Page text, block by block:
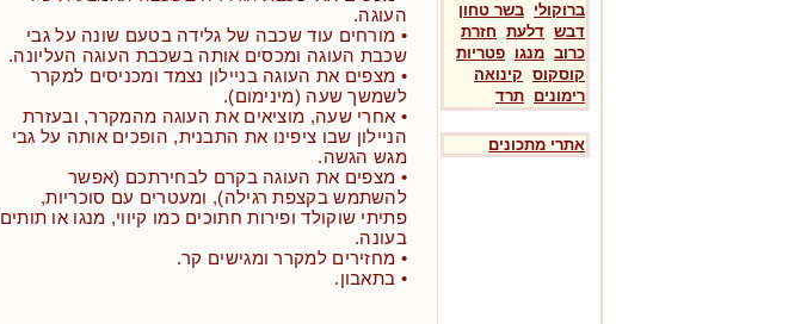
ברוקולי בשר טחון
דבש דלעת חזרת
כרוב מנגו פטריות
קוסקוס קינואה
רימונים תרד
אתרי מתכונים
העוגה.
• מורחים עוד שכבה של גלידה בטעם שונה על גבי
שכבת העוגה ומכסים אותה בשכבת העוגה העליונה.
• מצפים את העוגה בניילון נצמד ומכניסים למקרר
לשמשך שעה (מינימום).
• אחרי שעה, מוציאים את העוגה מהמקרר, ובעזרת
הניילון שבו ציפינו את התבנית, הופכים אותה על גבי
מגש הגשה.
• מצפים את העוגה בקרם לבחירתכם (אפשר
להשתמש בקצפת רגילה), ומעטרים עם סוכריות,
פתיתי שוקולד ופירות חתוכים כמו קיווי, מנגו או תותים
בעונה.
• מחזירים למקרר ומגישים קר.
• בתאבון.